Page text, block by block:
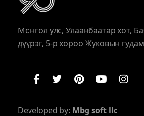
Монгол улс, Улаанбаатар хот,
дүүрэг, 5-р хороо Жуковын
Developed by: Mbg soft llc